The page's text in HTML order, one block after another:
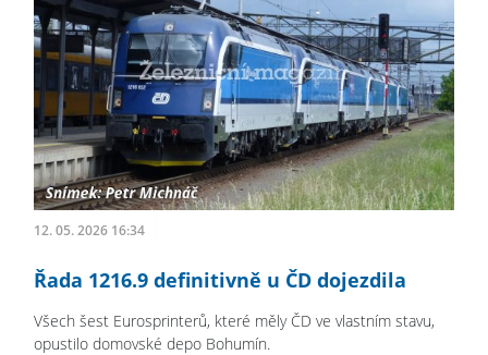
12. 05. 2026 16:34
Řada 1216.9 definitivně u ČD dojezdila
Všech šest Eurosprinterů, které měly ČD ve vlastním stavu,
opustilo domovské depo Bohumín.